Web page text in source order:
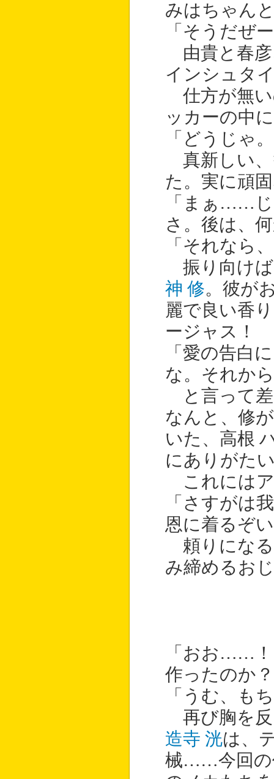
みはちゃん
「そうだぜ
由貴と春彦
インシュタ
仕方が無い
ッカーの中
「どうじゃ
真新しい
た。実に頑
「まぁ……
さ。後は、
「それなら
振り向けば
神 修。彼が
麗で良い香
ージャス！
「愛の告白
な。それか
と言って差
なんと、修
いた、高根
にありがた
これにはア
「さすがは
恩に着るぞ
頼りになる
み締めるお
「おお……
作ったのか
「うむ、も
再び胸を反
造寺 洸は、
械……今回の